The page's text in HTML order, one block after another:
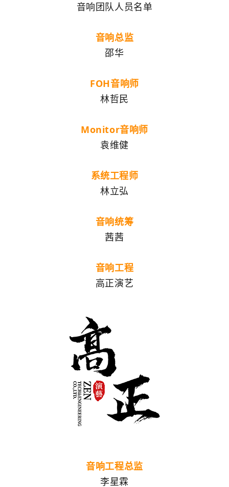
音响团队人员名单
音响总监
邵华
FOH音响师
林哲民
Monitor音响师
袁维健
系统工程师
林立弘
音响统筹
茜茜
音响工程
高正演艺
音响工程总监
李星霖